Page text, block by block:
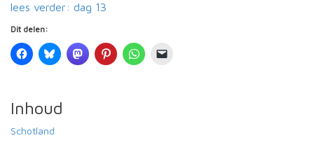
lees verder: dag 13
Dit delen:
Inhoud
Schotland